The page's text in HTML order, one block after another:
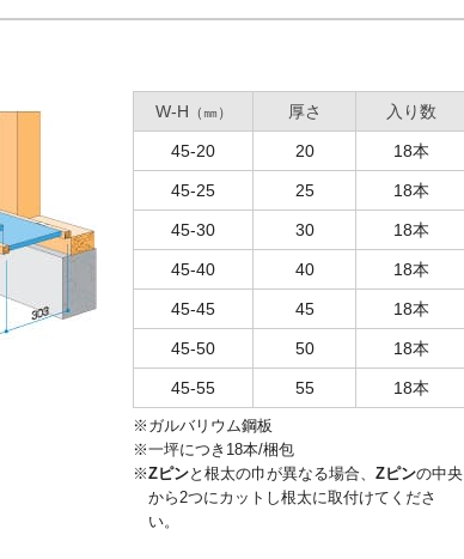
W-H （㎜） 厚さ 入り数
45-20 20 18本
45-25 25 18本
45-30 30 18本
45-40 40 18本
45-45 45 18本
45-50 50 18本
45-55 55 18本
※ガルバリウム鋼板
※一坪につき18本/梱包
※Zピンと根太の巾が異なる場合、Zピンの中央
から2つにカットし根太に取付けてくださ
い。